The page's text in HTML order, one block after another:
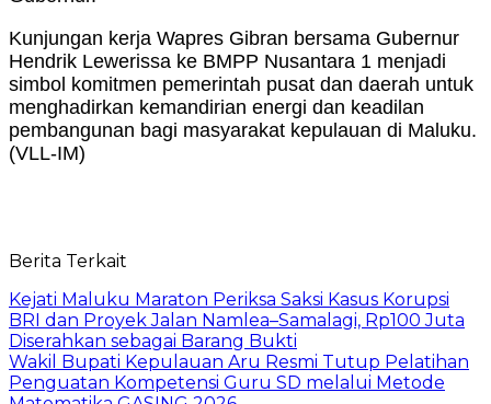
Kunjungan kerja Wapres Gibran bersama Gubernur
Hendrik Lewerissa ke BMPP Nusantara 1 menjadi
simbol komitmen pemerintah pusat dan daerah untuk
menghadirkan kemandirian energi dan keadilan
pembangunan bagi masyarakat kepulauan di Maluku.
(VLL-IM)
Berita Terkait
Kejati Maluku Maraton Periksa Saksi Kasus Korupsi
BRI dan Proyek Jalan Namlea–Samalagi, Rp100 Juta
Diserahkan sebagai Barang Bukti
Wakil Bupati Kepulauan Aru Resmi Tutup Pelatihan
Penguatan Kompetensi Guru SD melalui Metode